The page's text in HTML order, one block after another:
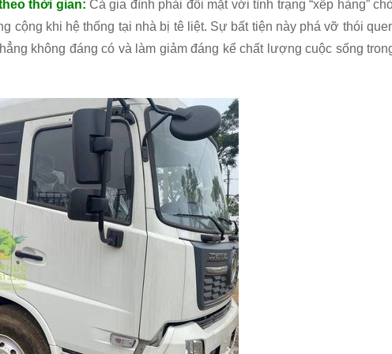
thời gian: Cả gia đình phải đối mặt với tình trạng “xếp hàng”
cộng khi hệ thống tại nhà bị tê liệt. Sự bất tiện này phá vỡ thói
không đáng có và làm giảm đáng kể chất lượng cuộc sống